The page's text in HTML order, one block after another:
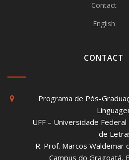
Contact
English
CONTACT
Programa de Pós-
UFF – Universidade
de
R. Prof. Marcos Waldemar
Campus do Gragoatá,